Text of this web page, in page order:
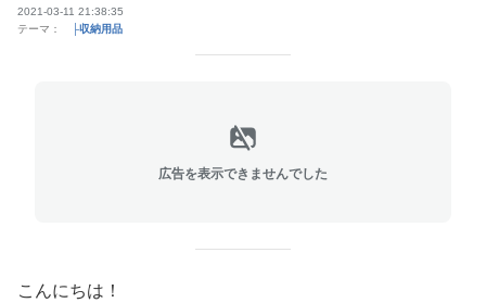
2021-03-11 21:38:35
テーマ：
├収納用品
広告を表示できませんでした
こんにちは！